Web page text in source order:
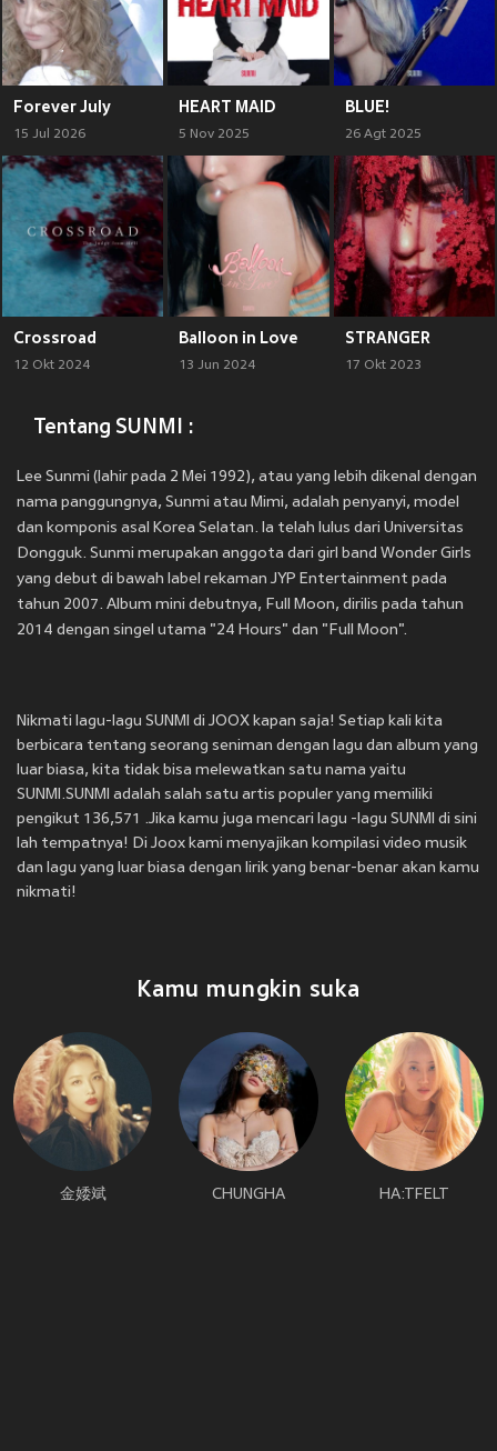
Forever July
15 Jul 2026
HEART MAID
5 Nov 2025
BLUE!
26 Agt 2025
Crossroad
12 Okt 2024
Balloon in Love
13 Jun 2024
STRANGER
17 Okt 2023
Tentang SUNMI :
Lee Sunmi (lahir pada 2 Mei 1992), atau yang lebih dikenal dengan
nama panggungnya, Sunmi atau Mimi, adalah penyanyi, model
dan komponis asal Korea Selatan. Ia telah lulus dari Universitas
Dongguk. Sunmi merupakan anggota dari girl band Wonder Girls
yang debut di bawah label rekaman JYP Entertainment pada
tahun 2007. Album mini debutnya, Full Moon, dirilis pada tahun
2014 dengan singel utama "24 Hours" dan "Full Moon".
Nikmati lagu-lagu SUNMI di JOOX kapan saja! Setiap kali kita
berbicara tentang seorang seniman dengan lagu dan album yang
luar biasa, kita tidak bisa melewatkan satu nama yaitu
SUNMI.SUNMI adalah salah satu artis populer yang memiliki
pengikut 136,571 .Jika kamu juga mencari lagu -lagu SUNMI di sini
lah tempatnya! Di Joox kami menyajikan kompilasi video musik
dan lagu yang luar biasa dengan lirik yang benar-benar akan kamu
nikmati!
Kamu mungkin suka
金婑斌 CHUNGHA HA:TFELT